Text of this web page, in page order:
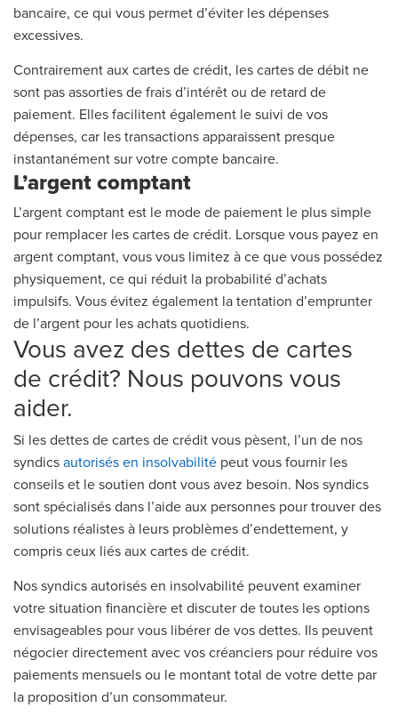
bancaire, ce qui vous permet d’éviter les dépenses
excessives.
Contrairement aux cartes de crédit, les cartes de débit ne
sont pas assorties de frais d’intérêt ou de retard de
paiement. Elles facilitent également le suivi de vos
dépenses, car les transactions apparaissent presque
instantanément sur votre compte bancaire.
L’argent comptant
L’argent comptant est le mode de paiement le plus simple
pour remplacer les cartes de crédit. Lorsque vous payez en
argent comptant, vous vous limitez à ce que vous possédez
physiquement, ce qui réduit la probabilité d’achats
impulsifs. Vous évitez également la tentation d’emprunter
de l’argent pour les achats quotidiens.
Vous avez des dettes de cartes
de crédit? Nous pouvons vous
aider.
Si les dettes de cartes de crédit vous pèsent, l’un de nos
syndics autorisés en insolvabilité peut vous fournir les
conseils et le soutien dont vous avez besoin. Nos syndics
sont spécialisés dans l’aide aux personnes pour trouver des
solutions réalistes à leurs problèmes d’endettement, y
compris ceux liés aux cartes de crédit.
Nos syndics autorisés en insolvabilité peuvent examiner
votre situation financière et discuter de toutes les options
envisageables pour vous libérer de vos dettes. Ils peuvent
négocier directement avec vos créanciers pour réduire vos
paiements mensuels ou le montant total de votre dette par
la proposition d’un consommateur.